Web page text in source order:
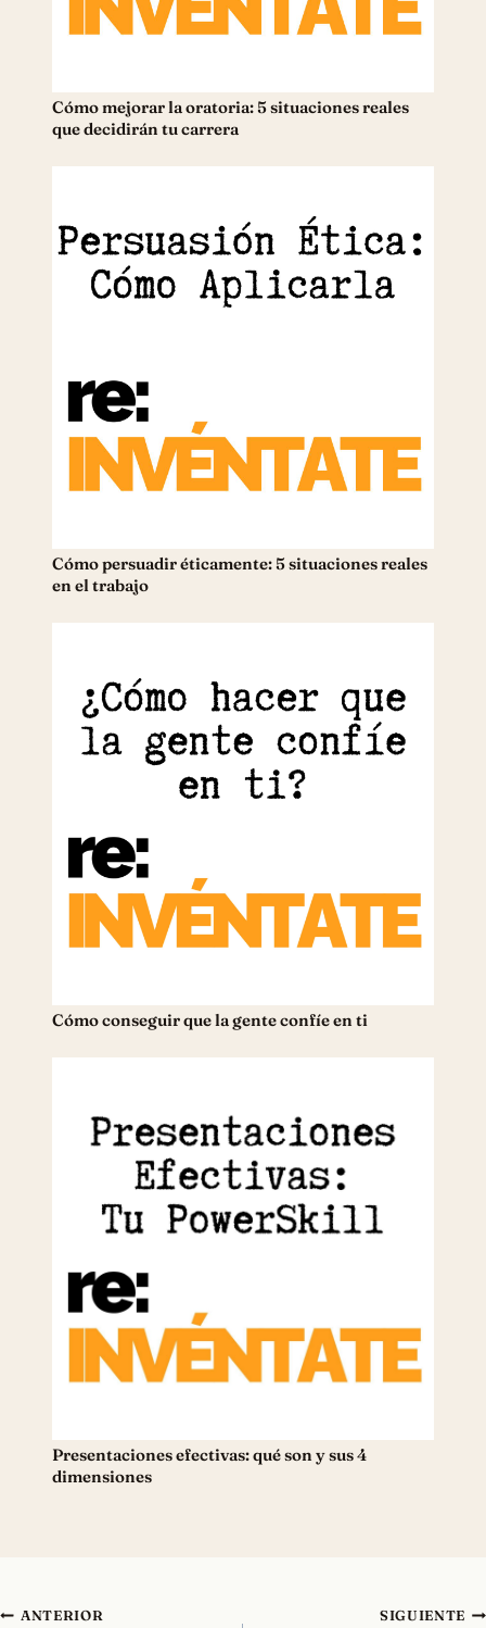
Cómo mejorar la oratoria: 5 situaciones reales
que decidirán tu carrera
Cómo persuadir éticamente: 5 situaciones reales
en el trabajo
Cómo conseguir que la gente confíe en ti
Presentaciones efectivas: qué son y sus 4
dimensiones
Navegación
ANTERIOR SIGUIENTE